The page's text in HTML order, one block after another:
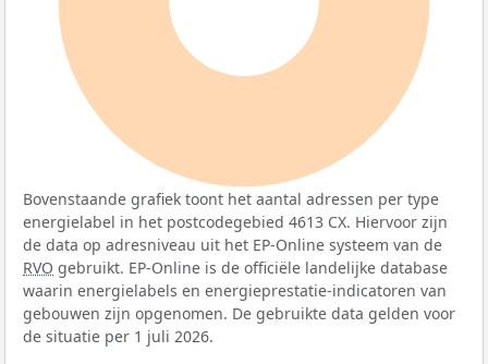
Bovenstaande grafiek toont het aantal adressen per type
energielabel in het postcodegebied 4613 CX. Hiervoor zijn
de data op adresniveau uit het EP-Online systeem van de
RVO gebruikt. EP-Online is de officiële landelijke database
waarin energielabels en energieprestatie-indicatoren van
gebouwen zijn opgenomen. De gebruikte data gelden voor
de situatie per 1 juli 2026.